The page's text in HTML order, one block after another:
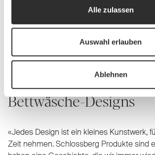
Alle zulassen
Auswahl erlauben
Ablehnen
Von Hand gezeichnete
Bettwäsche-Designs
«Jedes Design ist ein kleines Kunstwerk,
Zeit nehmen. Schlossberg Produkte sind